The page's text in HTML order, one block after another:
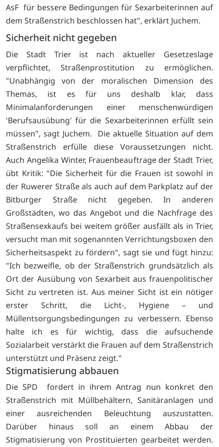
AsF für bessere Bedingungen für Sexarbeiterinnen auf
dem Straßenstrich beschlossen hat", erklärt Juchem.
Sicherheit nicht gegeben
Die Stadt Trier ist nach aktueller Gesetzeslage
verpflichtet, Straßenprostitution zu ermöglichen.
"Unabhängig von der moralischen Dimension des
Themas, ist es für uns deshalb klar, dass
Minimalanforderungen einer menschenwürdigen
'Berufsausübung' für die Sexarbeiterinnen erfüllt sein
müssen", sagt Juchem. Die aktuelle Situation auf dem
Straßenstrich erfülle diese Voraussetzungen nicht.
Auch Angelika Winter, Frauenbeauftrage der Stadt Trier,
übt Kritik: "Die Sicherheit für die Frauen ist sowohl in
der Ruwerer Straße als auch auf dem Parkplatz auf der
Bitburger Straße nicht gegeben. In anderen
Großstädten, wo das Angebot und die Nachfrage des
Straßensexkaufs bei weitem größer ausfällt als in Trier,
versucht man mit sogenannten Verrichtungsboxen den
Sicherheitsaspekt zu fördern", sagt sie und fügt hinzu:
"Ich bezweifle, ob der Straßenstrich grundsätzlich als
Ort der Ausübung von Sexarbeit aus frauenpolitischer
Sicht zu vertreten ist. Aus meiner Sicht ist ein nötiger
erster Schritt, die Licht-, Hygiene – und
Müllentsorgungsbedingungen zu verbessern. Ebenso
halte ich es für wichtig, dass die aufsuchende
Sozialarbeit verstärkt die Frauen auf dem Straßenstrich
unterstützt und Präsenz zeigt."
Stigmatisierung abbauen
Die SPD fordert in ihrem Antrag nun konkret den
Straßenstrich mit Müllbehältern, Sanitäranlagen und
einer ausreichenden Beleuchtung auszustatten.
Darüber hinaus soll an einem Abbau der
Stigmatisierung von Prostituierten gearbeitet werden.